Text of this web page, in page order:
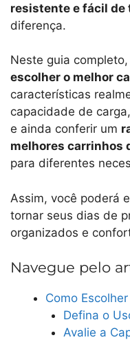
resistente e fácil
diferença.
Neste guia
escolher o melhor
características
capacidade de
e ainda conferir um
melhores carrinhos
para diferentes
Assim, você poderá
tornar seus dias de
organizados e
Navegue pelo
Como
Defina o
Avalie a